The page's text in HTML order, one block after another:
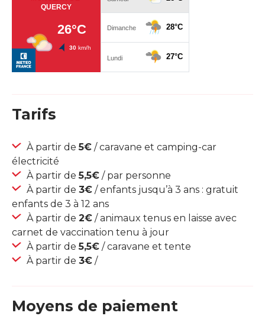
Tarifs
À partir de5€ / caravane et camping-car
électricité
À partir de5,5€ / par personne
À partir de 3€ / enfants jusqu’à 3 ans : gratuit
enfants de 3 à 12 ans
À partir de 2€ / animaux tenus en laisse avec
carnet de vaccination tenu à jour
À partir de5,5€ / caravane et tente
À partir de 3€ /
Moyens de paiement